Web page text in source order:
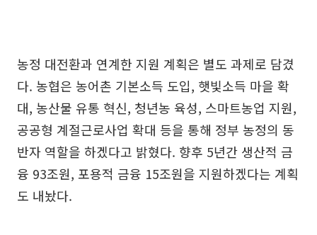
농정 대전환과 연계한 지원 계획은 별도 과제로 담겼
다. 농협은 농어촌 기본소득 도입, 햇빛소득 마을 확
대, 농산물 유통 혁신, 청년농 육성, 스마트농업 지원,
공공형 계절근로사업 확대 등을 통해 정부 농정의 동
반자 역할을 하겠다고 밝혔다. 향후 5년간 생산적 금
융 93조원, 포용적 금융 15조원을 지원하겠다는 계획
도 내놨다.